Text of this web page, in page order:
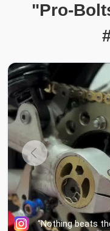
"Pro-